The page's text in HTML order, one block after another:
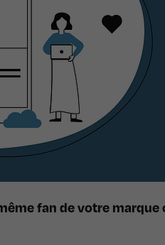
fan de votre